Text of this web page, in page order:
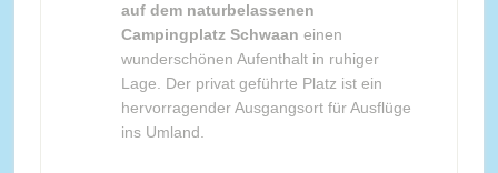
auf dem naturbelassenen
Campingplatz Schwaan einen
wunderschönen Aufenthalt in ruhiger
Lage. Der privat geführte Platz ist ein
hervorragender Ausgangsort für Ausflüge
ins Umland.